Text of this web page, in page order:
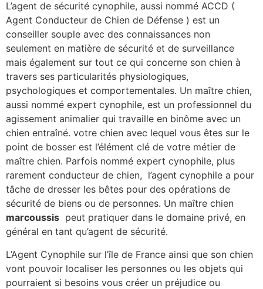
L’agent de sécurité cynophile, aussi nommé ACCD (
Agent Conducteur de Chien de Défense ) est un
conseiller souple avec des connaissances non
seulement en matière de sécurité et de surveillance
mais également sur tout ce qui concerne son chien à
travers ses particularités physiologiques,
psychologiques et comportementales. Un maître chien,
aussi nommé expert cynophile, est un professionnel du
agissement animalier qui travaille en binôme avec un
chien entraîné. votre chien avec lequel vous êtes sur le
point de bosser est l’élément clé de votre métier de
maître chien. Parfois nommé expert cynophile, plus
rarement conducteur de chien, l’agent cynophile a pour
tâche de dresser les bêtes pour des opérations de
sécurité de biens ou de personnes. Un maître chien
marcoussis peut pratiquer dans le domaine privé, en
général en tant qu’agent de sécurité.
L’Agent Cynophile sur l’île de France ainsi que son chien
vont pouvoir localiser les personnes ou les objets qui
pourraient si besoins vous créer un préjudice ou